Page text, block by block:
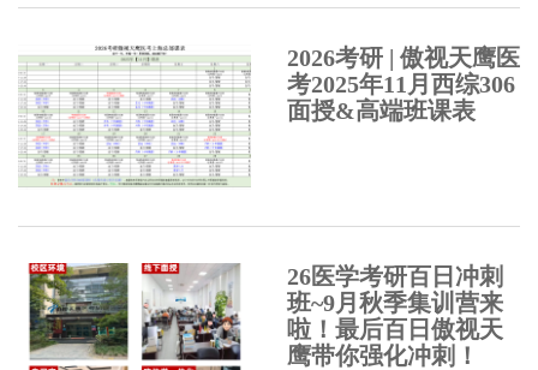
2026考研 | 傲视天鹰医
考2025年11月西综306
面授&高端班课表
26医学考研百日冲刺
班~9月秋季集训营来
啦！最后百日傲视天
鹰带你强化冲刺！